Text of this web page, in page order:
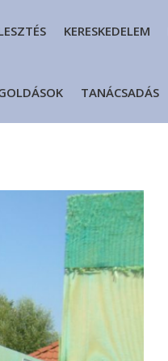
KERESKEDELEM
TANÁCSADÁS